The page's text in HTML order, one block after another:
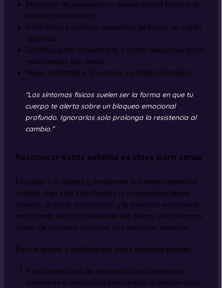
Sensación de impotenciao desesperanza frente a la
situación económica.
Irritabilidad y cambios repentinos de humor sin razón
aparente.
Dificultad para concentrarte o tomar decisiones claras
relacionadas con dinero.
Miedo constante a la escasez y pérdida financiera.
“Los síntomas físicos suelen ser la forma en que tu
cuerpo te alerta sobre un bloqueo emocional
profundo. Ignorarlos solo prolonga la resistencia al
cambio.”
Reconocer estas señales es clave para sanar
Escuchar a tu cuerpo y emociones te permite identificar
cuándo algo está saboteando tu prosperidad desde
adentro. El estrés prolongado y la ansiedad económica
no son solo efectos colaterales del dinero, sino síntomas
claros de bloqueos invisibles que necesitan atención.
Para empezar a desbloquear estos síntomas puedes:
Practicar técnicas de relajación como respiración
consciente o meditación para reducir la tensión física.